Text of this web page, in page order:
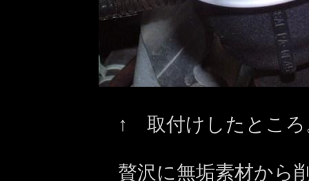
↑ 取付けしたとこ
贅沢に無垢素材から